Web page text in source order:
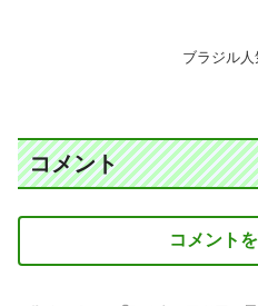
ブラジル
コメント
コメント